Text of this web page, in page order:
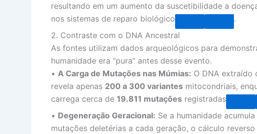
resultando em um aumento da suscetibilidade a
nos sistemas de reparo biológico
.
2. Contraste com o DNA Ancestral
As fontes utilizam dados arqueológicos para
humanidade era “pura” antes desse evento.
• A Carga de Mutações nas Múmias: O DNA extraído
revela apenas 200 a 300 variantes mitocondriais,
carrega cerca de 19.811 mutações registradas
• Degeneração Geracional: Se a humanidade
mutações deletérias a cada geração, o cálculo